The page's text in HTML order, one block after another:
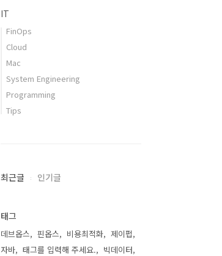
IT
FinOps
Cloud
Mac
System Engineering
Programming
Tips
최근글 인기글
태그
데브옵스 핀옵스 비용최적화
제이펍
자바
태그를 입력해 주세요.
빅데이터